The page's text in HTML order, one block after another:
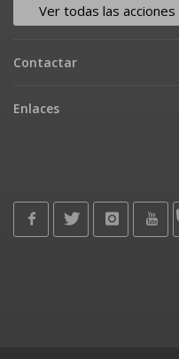
Ver todas las acciones
Contactar
Enlaces